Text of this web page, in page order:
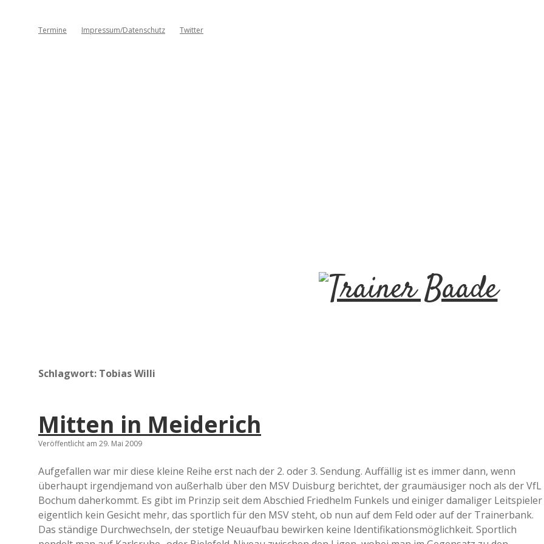
Termine Impressum/Datenschutz Twitter
T
e
r
Schlagwort: Tobias Willi
Mitten in Meiderich
Veröffentlicht am 29. Mai 2009
Aufgefallen war mir diese kleine Reihe erst nach der 2. oder 3. Sendung. Auffällig ist es immer dann, wenn
überhaupt irgendjemand von außerhalb über den MSV Duisburg berichtet, der graumäusiger noch als der VfL
Bochum daherkommt. Es gibt im Prinzip seit dem Abschied Friedhelm Funkels und einiger damaliger Leitspieler
eigentlich kein Gesicht mehr, das sportlich für den MSV steht, ob nun auf dem Feld oder auf der Trainerbank.
Das ständige Durchwechseln, der stetige Neuaufbau bewirken keine Identifikationsmöglichkeit. Sportlich